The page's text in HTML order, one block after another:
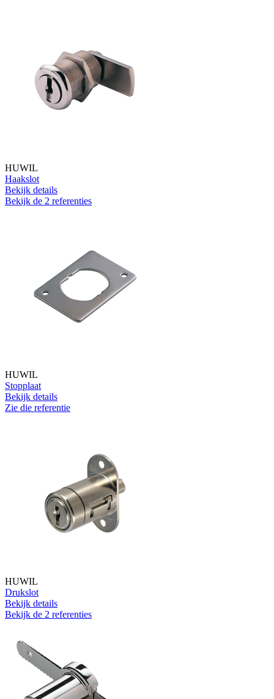
HUWIL
Haakslot
Bekijk details
Bekijk de 2 referenties
HUWIL
Stopplaat
Bekijk details
Zie die referentie
HUWIL
Drukslot
Bekijk details
Bekijk de 2 referenties